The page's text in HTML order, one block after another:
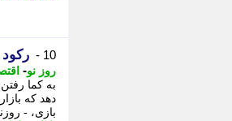
10 -
روز نو-
به کما
دهد که
بازی، -